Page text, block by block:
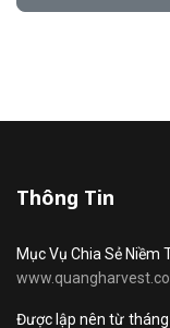
Thông Tin
Mục Vụ Chia Sẻ Niềm
Được lập nên từ